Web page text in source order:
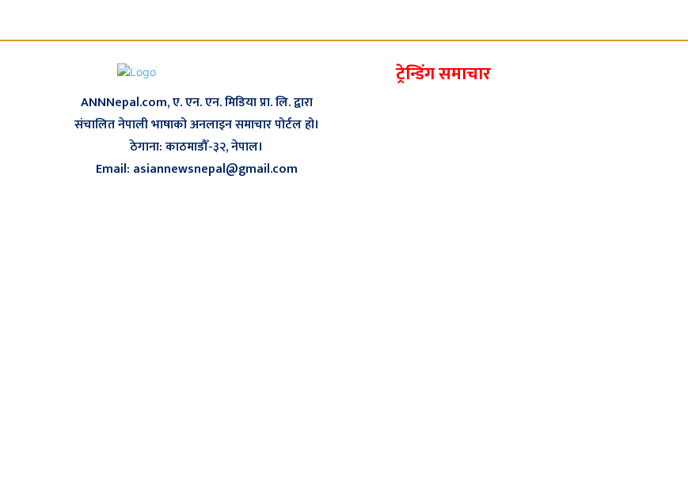
ANNNepal.com, ए. एन. एन. मिडिया प्रा. लि. द्वारा
संचालित नेपाली भाषाको अनलाइन समाचार पोर्टल हो।
ठेगाना: काठमाडौँ-३२, नेपाल।
Email: asiannewsnepal@gmail.com
ट्रेन्डिंग समाचार